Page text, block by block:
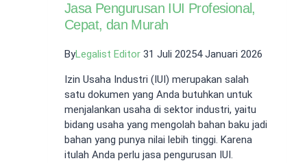
Jasa Pengurusan IUI Profesional,
Cepat, dan Murah
ByLegalist Editor 31 Juli 20254 Januari 2026
Izin Usaha Industri (IUI) merupakan salah
satu dokumen yang Anda butuhkan untuk
menjalankan usaha di sektor industri, yaitu
bidang usaha yang mengolah bahan baku jadi
bahan yang punya nilai lebih tinggi. Karena
itulah Anda perlu jasa pengurusan IUI.